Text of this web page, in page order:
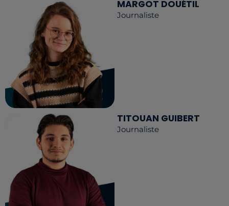
MARGOT DOUÉTIL
Journaliste
TITOUAN GUIBERT
Journaliste